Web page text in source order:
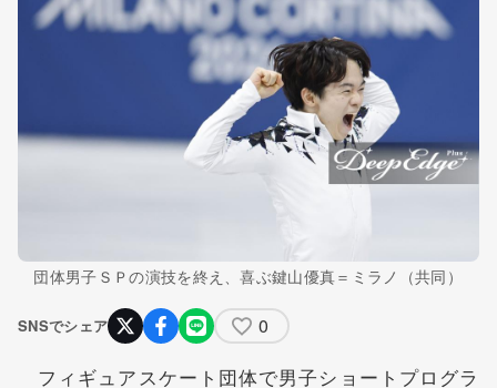
団体男子ＳＰの演技を終え、喜ぶ鍵山優真＝ミラノ（共同）
SNSでシェア 0
フィギュアスケート団体で男子ショートプログラ